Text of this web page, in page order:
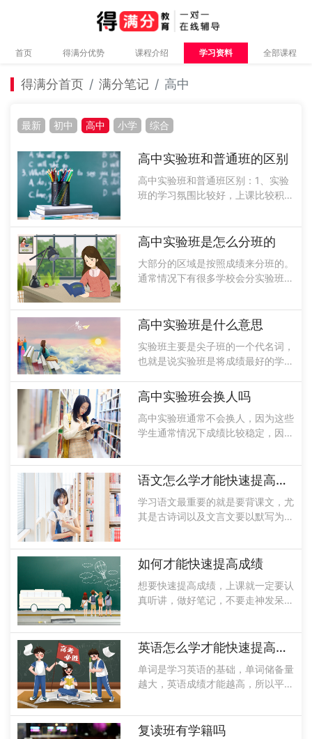
首页 得满分优势 课程介绍 学习资料 全部课程
得满分首页 满分笔记 高中
最新 初中 高中 小学 综合
高中实验班和普通班的区别
高中实验班和普通班区别：1、实验
班的学习氛围比较好，上课比较积
多都是在混日子，基本上是不学习
的，这样很容易被别人影响。2、高
给予的是最好......
高中实验班是怎么分班的
大部分的区域是按照成绩来分班的。
通常情况下有很多学校会分实验班和
都是非常优异的，而且能够考上名牌
大学的几率比较高，因此想要进入到
你是否能......
高中实验班是什么意思
实验班主要是尖子班的一个代名词，
也就是说实验班是将成绩最好的学生
一个年级当中最好的学生是为了能够
考取更好的大学准备的。现在有很多
高中都分普通班和实验班，在高考当
中实验班......
高中实验班会换人吗
高中实验班通常不会换人，因为这些
学生通常情况下成绩比较稳定，因此
师资经验以及同学都是非常爱学习
方，因此在进......
语文怎么学才能快速提高成绩
学习语文最重要的就是要背课文，尤
其是古诗词以及文言文要以默写为
提高自己的阅读速度，而且大家也要
平是非常有......
如何才能快速提高成绩
想要快速提高成绩，上课就一定要认
真听讲，做好笔记，不要走神发呆，
总结自己的错题，避免下次犯相同的
个学习计......
英语怎么学才能快速提高成绩
单词是学习英语的基础，单词储备量
越大，英语成绩才能越高，所以平时
的时候记下来，除此以外还要掌握老
师所讲的语法知识，而且在平时的学
复读班有学籍吗